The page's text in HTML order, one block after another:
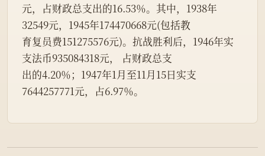
元，占财政总支出的16.53％。其中，1938年
32549元，1945年174470668元(包括教
育复员费151275576元)。抗战胜利后，1946年实
支法币935084318元， 占财政总支
出的4.20％；1947年1月至11月15日实支
7644257771元，占6.97％。